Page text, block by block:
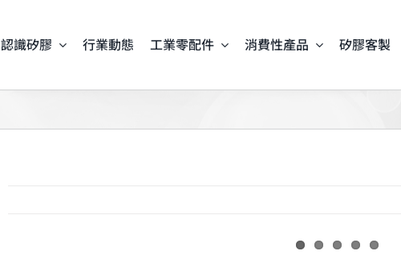
認識矽膠 行業動態 工業零配件 消費性產品 矽膠客製